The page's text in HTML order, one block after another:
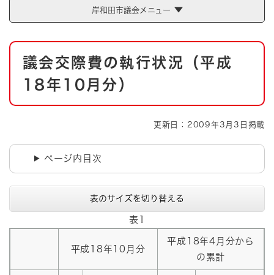
とじる
とじる
岸和田市議会メニュー
本
議会交際費の執行状況（平成
18年10月分）
更新日：2009年3月3日掲載
ページ内目次
表のサイズを切り替える
表1
平成18年10月分
平成18年4月分から
の累計